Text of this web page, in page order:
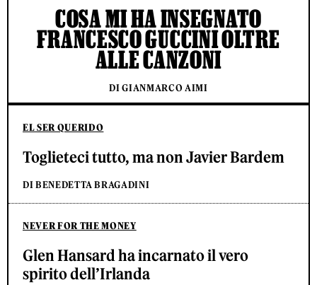
EL SER QUERIDO
Toglieteci tutto, ma non Javier Bardem
DI BENEDETTA BRAGADINI
NEVER FOR THE MONEY
Glen Hansard ha incarnato il vero
spirito dell’Irlanda
COSA MI HA INSEGNATO
FRANCESCO GUCCINI OLTRE
ALLE CANZONI
DI GIANMARCO AIMI